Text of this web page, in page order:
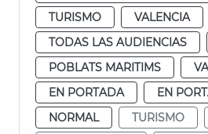
TURISMO
VALENCIA
TODAS LAS AUDIENCIAS
POBLATS MARITIMS
EN PORTADA
EN
NORMAL
TURISMO